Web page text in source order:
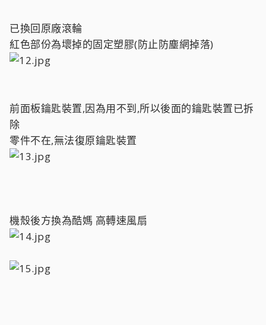
已換回原廠滾輪
紅色部份為壞掉的固定塑膠(防止防塵網掉落)
前面板鑰匙裝置,因為用不到,所以後面的鑰匙裝置已拆
除
零件不在,無法復原鑰匙裝置
機殼後方換為酷媽 高轉速風扇